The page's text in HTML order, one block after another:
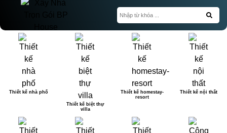
Thiết kế nhà phố
Thiết kế biệt thự
villa
Thiết kế homestay-
resort
Thiết kế nội thất